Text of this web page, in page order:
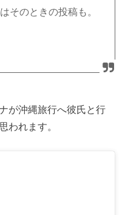
そのときの投稿も。
が沖縄旅行へ彼氏と行
われます。